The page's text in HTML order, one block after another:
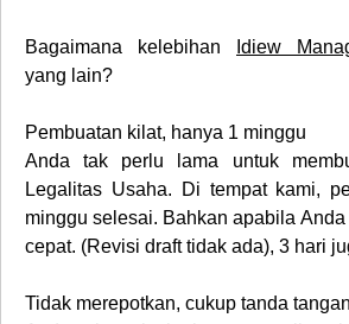
Bagaimana kelebihan Idiew
yang lain?
Pembuatan kilat, hanya 1 minggu
Anda tak perlu lama untuk
Legalitas Usaha. Di tempat kami,
minggu selesai. Bahkan apabila
cepat. (Revisi draft tidak ada), 3 hari
Tidak merepotkan, cukup tanda